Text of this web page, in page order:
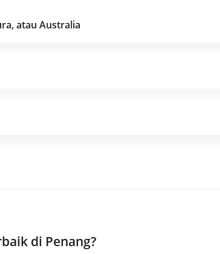
atau Australia
di Penang?